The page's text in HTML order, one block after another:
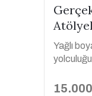
Yağlı